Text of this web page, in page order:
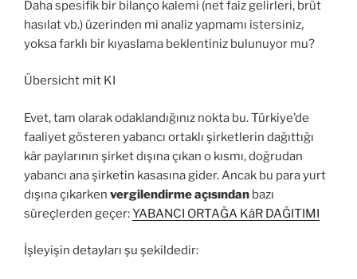
Daha spesifik bir bilanço kalemi (net faiz gelirleri, brüt
hasılat vb.) üzerinden mi analiz yapmamı istersiniz,
yoksa farklı bir kıyaslama beklentiniz bulunuyor mu?
Übersicht mit KI
Evet, tam olarak odaklandığınız nokta bu. Türkiye’de
faaliyet gösteren yabancı ortaklı şirketlerin dağıttığı
kâr paylarının şirket dışına çıkan o kısmı, doğrudan
yabancı ana şirketin kasasına gider. Ancak bu para yurt
dışına çıkarken vergilendirme açısından bazı
süreçlerden geçer:YABANCI ORTAĞA KâR DAĞITIMI
İşleyişin detayları şu şekildedir: